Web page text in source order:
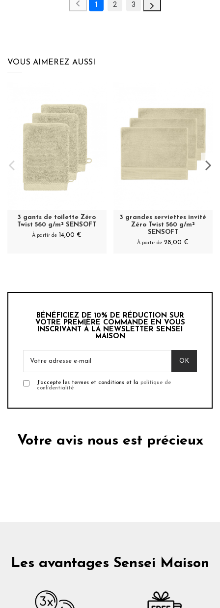
1 2 3
VOUS AIMEREZ AUSSI
3 gants de toilette Zéro
Twist 560 g/m² SENSOFT
À partir de 14,00 €
3 grandes serviettes invité
Zéro Twist 560 g/m²
SENSOFT
À partir de 28,00 €
BÉNÉFICIEZ DE 10% DE RÉDUCTION SUR
VOTRE PREMIÈRE COMMANDE EN VOUS
INSCRIVANT À LA NEWSLETTER SENSEI
MAISON
J'accepte les termes et conditions et la politique de
confidentialité
Votre avis nous est précieux
Les avantages Sensei Maison